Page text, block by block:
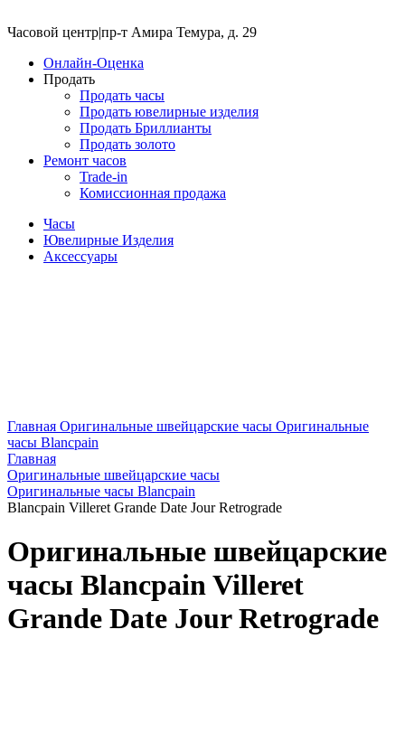
Часовой центр|пр-т Амира Темура, д. 29
Онлайн-Оценка
Продать
Продать часы
Продать ювелирные изделия
Продать Бриллианты
Продать золото
Ремонт часов
Trade-in
Комиссионная продажа
Часы
Ювелирные Изделия
Аксессуары
Главная Оригинальные швейцарские часы Оригинальные
часы Blancpain
Главная
Оригинальные швейцарские часы
Оригинальные часы Blancpain
Blancpain Villeret Grande Date Jour Retrograde
Оригинальные швейцарские
часы Blancpain Villeret
Grande Date Jour Retrograde